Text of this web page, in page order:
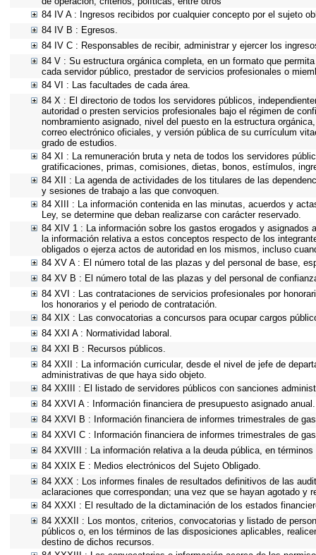
84 IV A : Ingresos recibidos por cualquier concepto por el sujeto
84 IV B : Egresos.
84 IV C : Responsables de recibir, administrar y ejercer los
84 V : Su estructura orgánica completa, en un formato que
cada servidor público, prestador de servicios profesionales o
84 VI : Las facultades de cada área.
84 X : El directorio de todos los servidores públicos,
autoridad o presten servicios profesionales bajo el régimen de
nombramiento asignado, nivel del puesto en la estructura
correo electrónico oficiales, y versión pública de su currículum
grado de estudios.
84 XI : La remuneración bruta y neta de todos los servidores
gratificaciones, primas, comisiones, dietas, bonos, estímulos,
84 XII : La agenda de actividades de los titulares de las
y sesiones de trabajo a las que convoquen.
84 XIII : La información contenida en las minutas, acuerdos y
Ley, se determine que deban realizarse con carácter reservado.
84 XIV 1 : La información sobre los gastos erogados y
la información relativa a estos conceptos respecto de los
obligados o ejerza actos de autoridad en los mismos, incluso
84 XV A : El número total de las plazas y del personal de base,
84 XV B : El número total de las plazas y del personal de
84 XVI : Las contrataciones de servicios profesionales por
los honorarios y el periodo de contratación.
84 XIX : Las convocatorias a concursos para ocupar cargos
84 XXI A : Normatividad laboral.
84 XXI B : Recursos públicos.
84 XXII : La información curricular, desde el nivel de jefe de
administrativas de que haya sido objeto.
84 XXIII : El listado de servidores públicos con sanciones
84 XXVI A : Información financiera de presupuesto asignado anual.
84 XXVI B : Información financiera de informes trimestrales de
84 XXVI C : Información financiera de informes trimestrales de
84 XXVIII : La información relativa a la deuda pública, en
84 XXIX E : Medios electrónicos del Sujeto Obligado.
84 XXX : Los informes finales de resultados definitivos de las
aclaraciones que correspondan; una vez que se hayan agotado
84 XXXI : El resultado de la dictaminación de los estados
84 XXXII : Los montos, criterios, convocatorias y listado de
públicos o, en los términos de las disposiciones aplicables,
destino de dichos recursos.